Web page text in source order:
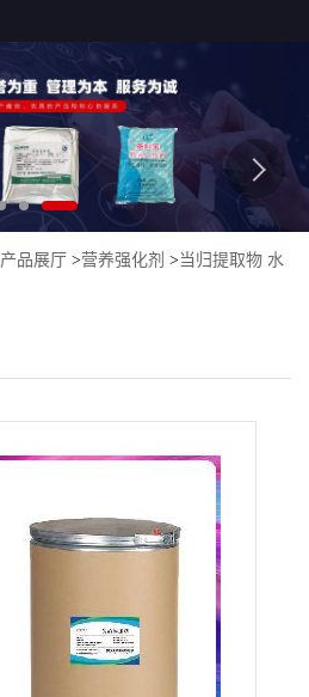
产品展厅 >营养强化剂 >当归提取物 水